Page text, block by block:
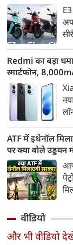
साल की बैटरी
हैरान
कीमत
में
Redmi का बड़ा
स्मार्टफोन,
ATF में इथेनॉल
पर क्या बोले उड्डयन
आप
वीडियो
और भी वीडियो